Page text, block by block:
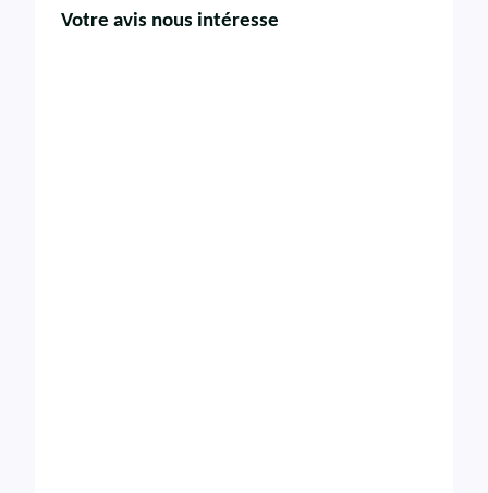
Votre avis nous intéresse